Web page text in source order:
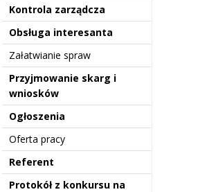
Kontrola zarządcza
Obsługa interesanta
Załatwianie spraw
Przyjmowanie skarg i
wniosków
Ogłoszenia
Oferta pracy
Referent
Protokół z konkursu na